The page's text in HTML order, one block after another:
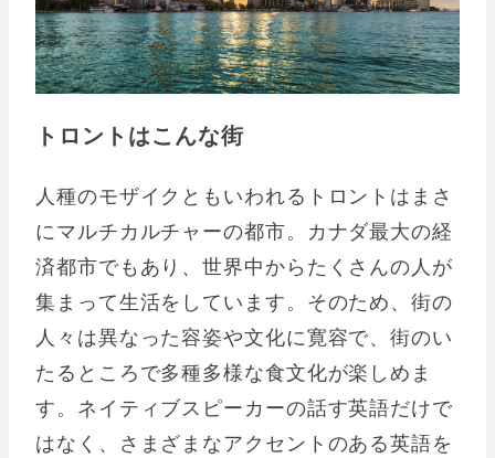
トロントはこんな街
人種のモザイクともいわれるトロントはまさ
にマルチカルチャーの都市。カナダ最大の経
済都市でもあり、世界中からたくさんの人が
集まって生活をしています。そのため、街の
人々は異なった容姿や文化に寛容で、街のい
たるところで多種多様な食文化が楽しめま
す。ネイティブスピーカーの話す英語だけで
はなく、さまざまなアクセントのある英語を